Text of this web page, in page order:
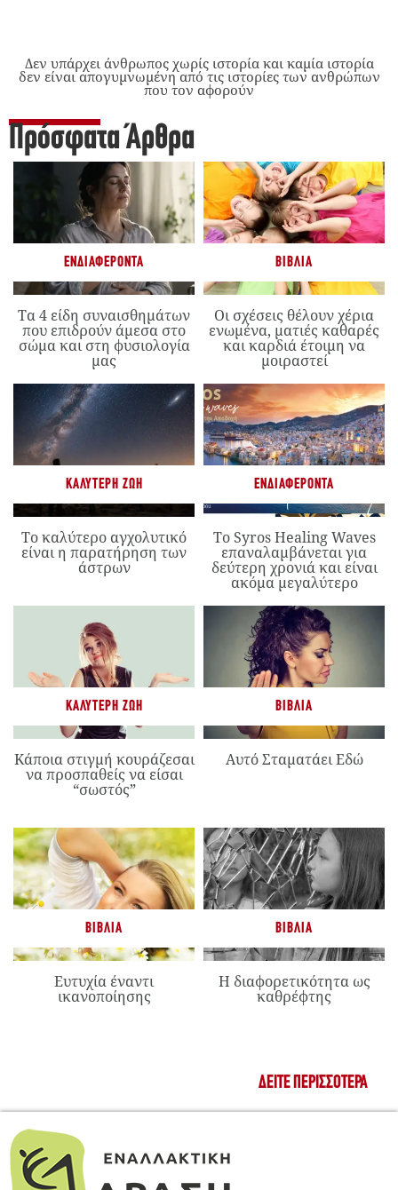
Δεν υπάρχει άνθρωπος χωρίς ιστορία και καμία ιστορία
δεν είναι απογυμνωμένη από τις ιστορίες των ανθρώπων
που τον αφορούν
Πρόσφατα Άρθρα
ΕΝΔΙΑΦΈΡΟΝΤΑ
Τα 4 είδη συναισθημάτων
που επιδρούν άμεσα στο
σώμα και στη φυσιολογία
μας
ΒΙΒΛΊΑ
Οι σχέσεις θέλουν χέρια
ενωμένα, ματιές καθαρές
και καρδιά έτοιμη να
μοιραστεί
ΚΑΛΎΤΕΡΗ ΖΩΉ
Το καλύτερο αγχολυτικό
είναι η παρατήρηση των
άστρων
ΕΝΔΙΑΦΈΡΟΝΤΑ
Το Syros Healing Waves
επαναλαμβάνεται για
δεύτερη χρονιά και είναι
ακόμα μεγαλύτερο
ΚΑΛΎΤΕΡΗ ΖΩΉ
Κάποια στιγμή κουράζεσαι
να προσπαθείς να είσαι
“σωστός”
ΒΙΒΛΊΑ
Αυτό Σταματάει Εδώ
ΒΙΒΛΊΑ
Ευτυχία έναντι
ικανοποίησης
ΒΙΒΛΊΑ
Η διαφορετικότητα ως
καθρέφτης
ΔΕΊΤΕ ΠΕΡΙΣΣΌΤΕΡΑ